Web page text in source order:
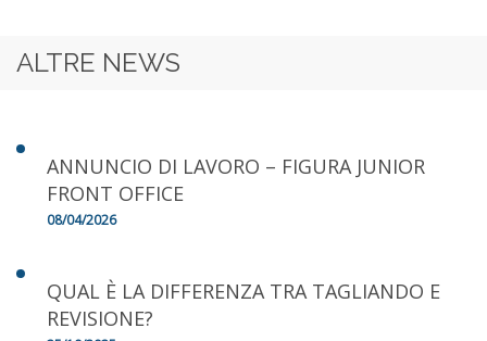
ALTRE NEWS
ANNUNCIO DI LAVORO – FIGURA JUNIOR
FRONT OFFICE
08/04/2026
QUAL È LA DIFFERENZA TRA TAGLIANDO E
REVISIONE?